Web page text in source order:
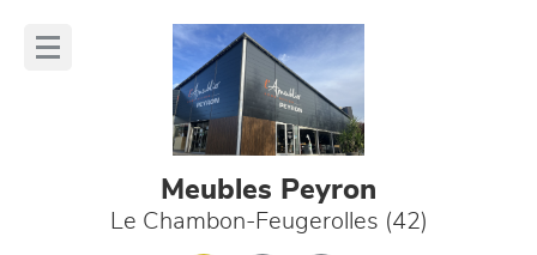
Meubles Peyron
Le Chambon-Feugerolles (42)